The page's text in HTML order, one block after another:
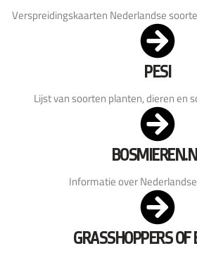
Verspreidingskaarten Nederlandse
PESI
Lijst van soorten planten, dieren en
Informatie over
GRASSHOPPERS OF